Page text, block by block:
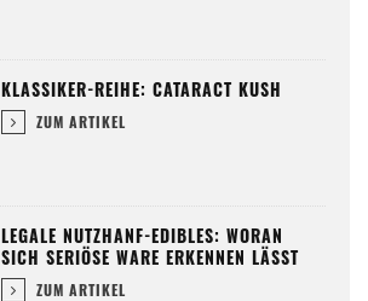
KLASSIKER-REIHE: CATARACT KUSH
ZUM ARTIKEL
LEGALE NUTZHANF-EDIBLES: WORAN
SICH SERIÖSE WARE ERKENNEN LÄSST
ZUM ARTIKEL